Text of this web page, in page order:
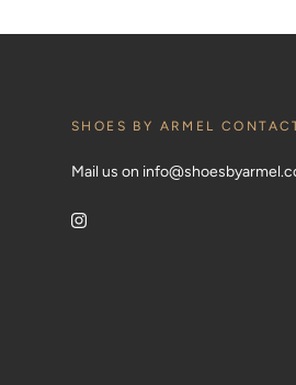
SHOES BY ARMEL
Mail us on